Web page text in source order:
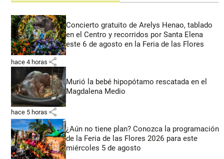
Concierto gratuito de Arelys Henao, tablado
en el Centro y recorridos por Santa Elena
este 6 de agosto en la Feria de las Flores
hace 4 horas share
Murió la bebé hipopótamo rescatada en el
Magdalena Medio
hace 5 horas share
¿Aún no tiene plan? Conozca la programación
de la Feria de las Flores 2026 para este
miércoles 5 de agosto